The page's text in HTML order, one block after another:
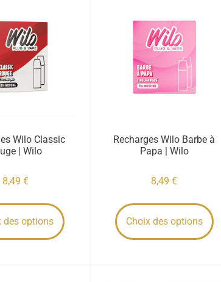
Wilo Classic
| Wilo
8,49 €
des options
Recharges Wilo Barbe à
Papa | Wilo
8,49€
Choix des options